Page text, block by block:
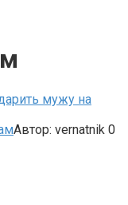
мужу на
Автор: vernatnik 0